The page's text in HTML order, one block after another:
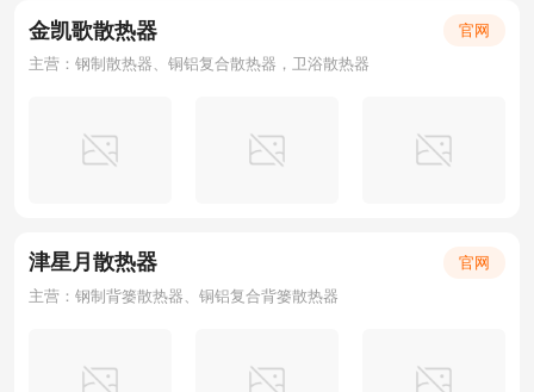
金凯歌散热器
官网
主营：钢制散热器、铜铝复合散热器，卫浴散热器
津星月散热器
官网
主营：钢制背篓散热器、铜铝复合背篓散热器